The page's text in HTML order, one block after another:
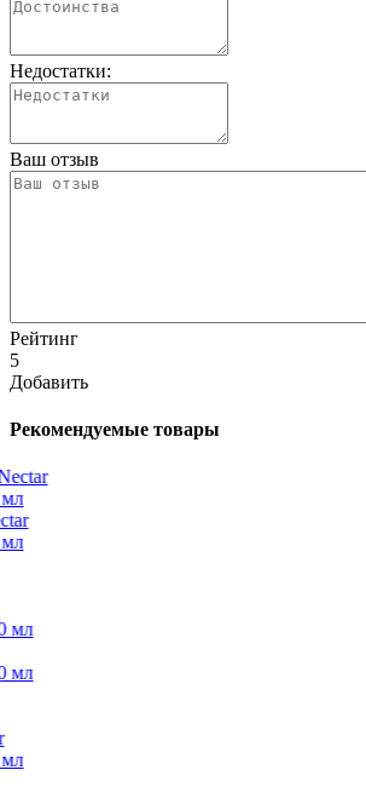
Недостатки:
Ваш отзыв
Рейтинг
5
Добавить
Рекомендуемые товары